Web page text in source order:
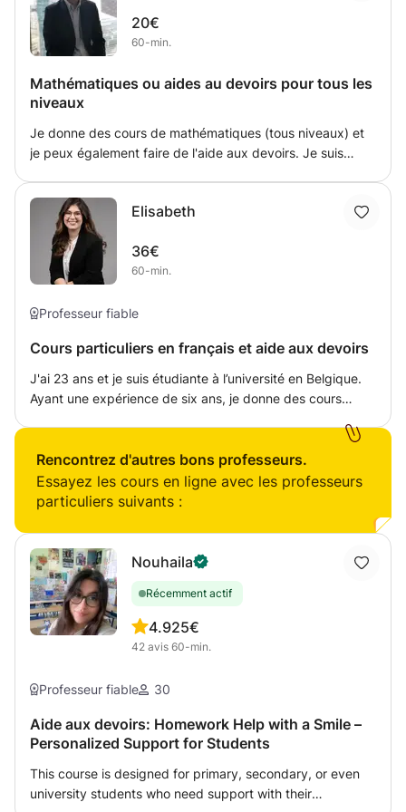
vos compétences en conversation? Pendant les leçons,
vous aurez l'occasion d'apprendre et de développer des
compétences pour parler, écouter, lire et écrire. Les cours
sont personnalisés, planifiés en fonction des ambitions de
chaque étudiant. Vous possédez votre propre entreprise
étrangers? Des services de traduction sont également
disponibles.
20€
60-min.
Mathématiques ou aides au devoirs pour tous les
niveaux
Je donne des cours de mathématiques (tous niveaux) et
je peux également faire de l'aide aux devoirs. Je suis
recevoir l'élève à mon domicile ou me déplacer.
Elisabeth
36€
60-min.
Professeur fiable
Cours particuliers en français et aide aux devoirs
J'ai 23 ans et je suis étudiante à l’université en Belgique.
Ayant une expérience de six ans, je donne des cours
élèves de primaire et étudiants du lycée. Pour plus de
renseignements, n'hésitez pas à m'écrire un petit
message.
Rencontrez d'autres bons professeurs.
Essayez les cours en ligne avec les professeurs
particuliers suivants :
Nouhaila
Récemment actif
4.9
42 avis
25€
60-min.
Professeur fiable 30
Aide aux devoirs: Homework Help with a Smile –
Personalized Support for Students
This course is designed for primary, secondary, or even
university students who need support with their